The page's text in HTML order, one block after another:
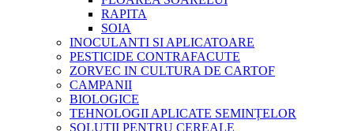
RAPITA
SOIA
INOCULANTI SI APLICATOARE
PESTICIDE CONTRAFACUTE
ZORVEC IN CULTURA DE CARTOF
CAMPANII
BIOLOGICE
TEHNOLOGII APLICATE SEMINȚELOR
SOLUTII PENTRU CEREALE